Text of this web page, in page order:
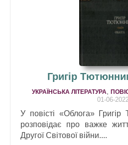
Григір
УКРАЇНСЬКА ЛІТЕРАТУРА,
01-06-
У повісті «Облога»
розповідає про важке
Другої Світової війни....